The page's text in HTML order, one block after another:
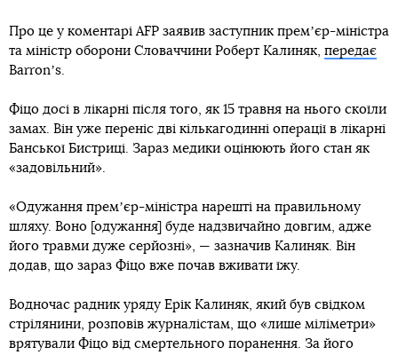
Про це у коментарі AFP заявив заступник премʼєр-міністра
та міністр оборони Словаччини Роберт Калиняк, передає
Вarronʼs.
Фіцо досі в лікарні після того, як 15 травня на нього скоїли
замах. Він уже переніс дві кількагодинні операції в лікарні
Банської Бистриці. Зараз медики оцінюють його стан як
«задовільний».
«Одужання премʼєр-міністра нарешті на правильному
шляху. Воно [одужання] буде надзвичайно довгим, адже
його травми дуже серйозні», — зазначив Калиняк. Він
додав, що зараз Фіцо вже почав вживати їжу.
Водночас радник уряду Ерік Калиняк, який був свідком
стрілянини, розповів журналістам, що «лише міліметри»
врятували Фіцо від смертельного поранення. За його